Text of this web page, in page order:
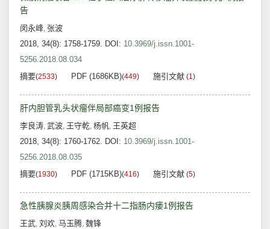
告
闵永峰, 张波
2018, 34(8): 1758-1759. DOI: 10.3969/j.issn.1001-
5256.2018.08.034
摘要(2533) PDF (1686KB)(449) 施引文献 (1)
肝内胆管乳头状瘤伴局部癌变1例报告
李良涛, 武波, 王守乾, 杨帆, 王英超
2018, 34(8): 1760-1762. DOI: 10.3969/j.issn.1001-
5256.2018.08.035
摘要(1930) PDF (1715KB)(416) 施引文献 (5)
急性胰腺炎胰周感染合并十二指肠内瘘1例报告
王武, 刘欢, 马玉腾, 魏锋